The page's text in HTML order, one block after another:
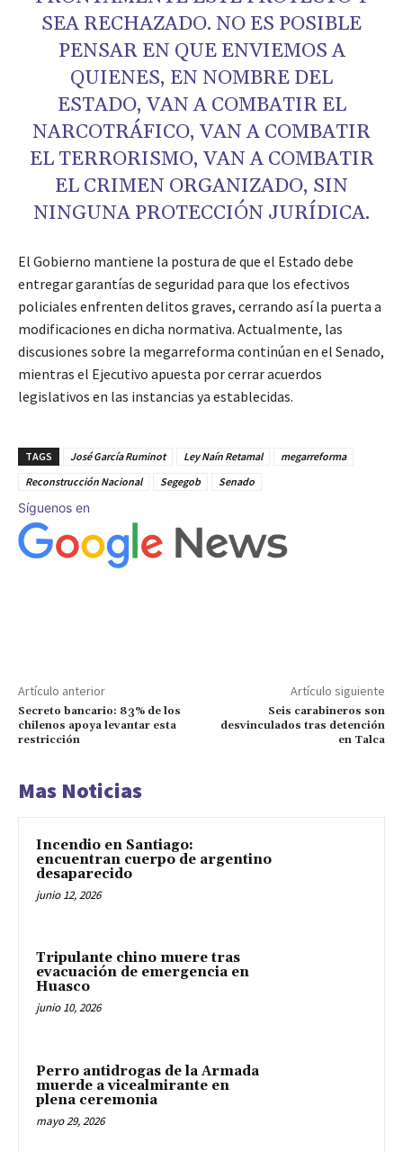
SEA RECHAZADO. NO ES POSIBLE
PENSAR EN QUE ENVIEMOS A
QUIENES, EN NOMBRE DEL
ESTADO, VAN A COMBATIR EL
NARCOTRÁFICO, VAN A COMBATIR
EL TERRORISMO, VAN A COMBATIR
EL CRIMEN ORGANIZADO, SIN
NINGUNA PROTECCIÓN JURÍDICA.
El Gobierno mantiene la postura de que el Estado debe
entregar garantías de seguridad para que los efectivos
policiales enfrenten delitos graves, cerrando así la puerta a
modificaciones en dicha normativa. Actualmente, las
discusiones sobre la megarreforma continúan en el Senado,
mientras el Ejecutivo apuesta por cerrar acuerdos
legislativos en las instancias ya establecidas.
TAGS José García Ruminot Ley Naín Retamal
megarreforma
Reconstrucción Nacional
Segegob Senado
Síguenos en
Artículo anterior
Secreto bancario: 83% de los
chilenos apoya levantar esta
restricción
Artículo siguiente
Seis carabineros son
desvinculados tras detención
en Talca
Mas Noticias
Incendio en Santiago:
encuentran cuerpo de argentino
desaparecido
junio 12, 2026
Tripulante chino muere tras
evacuación de emergencia en
Huasco
junio 10, 2026
Perro antidrogas de la Armada
muerde a vicealmirante en
plena ceremonia
mayo 29, 2026